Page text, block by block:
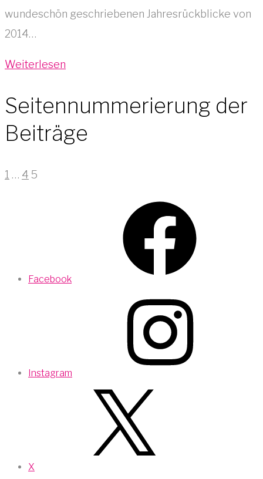
wundeschön geschriebenen Jahresrückblicke von
2014…
Weiterlesen
Seitennummerierung der
Beiträge
1 … 4 5
Facebook
Instagram
X